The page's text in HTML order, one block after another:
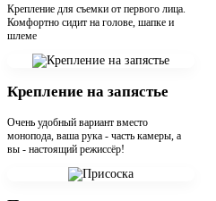
Крепление для съемки от первого лица.
Комфортно сидит на голове, шапке и
шлеме
Крепление на запястье
Очень удобный вариант вместо
монопода, ваша рука - часть камеры, а
вы - настоящий режиссёр!